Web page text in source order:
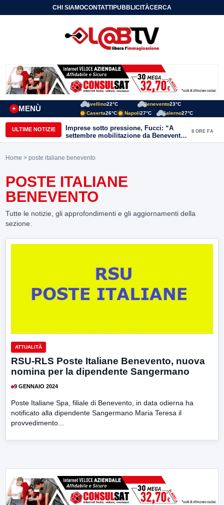
CHI SIAMOCONTATTIPUBBLICITÀCERCA
MENÙ
+
Avellino22°C Benevento23°C
Caserta26°C Napoli27°C Salerno27°C
ULTIME NOTIZIE
Imprese sotto pressione, Fucci: “A
settembre mobilitazione da Benevento
e Avellino”
8 ORE FA
Home > poste italiane benevento
POSTE ITALIANE
BENEVENTO
Tutte le notizie, gli approfondimenti e gli aggiornamenti della
sezione.
ATTUALITÀ
RSU-RLS Poste Italiane Benevento, nuova
nomina per la dipendente Sangermano
9 GENNAIO 2024
Poste Italiane Spa, filiale di Benevento, in data odierna ha
notificato alla dipendente Sangermano Maria Teresa il
provvedimento...